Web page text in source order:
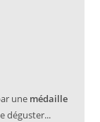
une médaille
déguster...